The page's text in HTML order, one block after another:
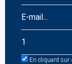
En cliquant sur